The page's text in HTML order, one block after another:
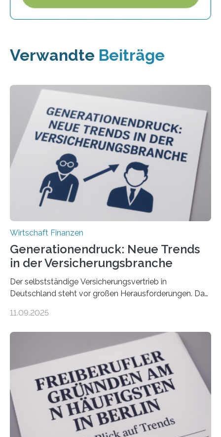
Verwandte Beiträge
Wirtschaft Finanzen
Generationendruck: Neue Trends
in der Versicherungsbranche
Der selbstständige Versicherungsvertrieb in
Deutschland steht vor großen Herausforderungen. Das
Dr. Matthias Beenken und Prof. Dr. Lukas Linnenbrink
Bundesverbands Deutscher Versicherungskaufleute e.V.
durchgeführt haben. Die Studie basiert auf den
Antworten von 1.440 selbstständigen
Versicherungsvertreter*innen und -makler*innen. Ein
Ergebnis: Deutlich mehr als die Hälfte der Befragten ist
über 50 Jahre alt und wird in den nächsten Jahren eine
Nachfolgeregelung benötigen. Aber nur ein Drittel hat
bereits Regelungen…
11.09.2025